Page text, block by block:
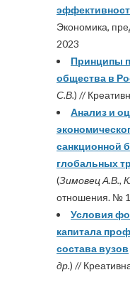
Экономика,
2023
Принципы
общества в
С.В.) //
Анализ и
санкционной
глобальных
(Зимовец А.В.,
отношения. №
Условия
капитала
состава вузов
др.) //